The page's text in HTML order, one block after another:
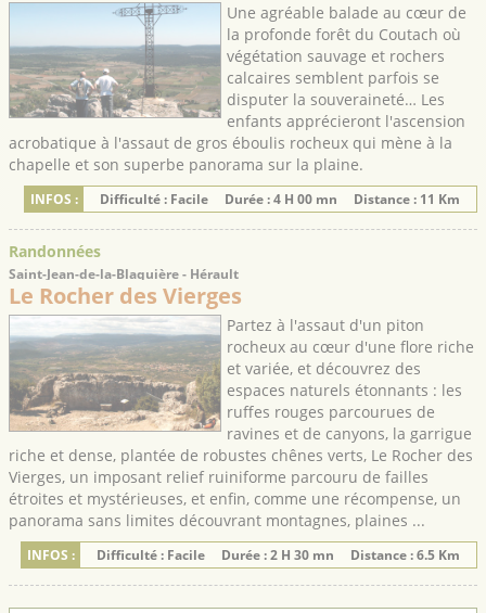
Une agréable balade au cœur de
la profonde forêt du Coutach où
végétation sauvage et rochers
calcaires semblent parfois se
disputer la souveraineté… Les
enfants apprécieront l'ascension
acrobatique à l'assaut de gros éboulis rocheux qui mène à la
chapelle et son superbe panorama sur la plaine.
INFOS : Difficulté : Facile Durée : 4 H 00 mn Distance : 11 Km
Randonnées
Saint-Jean-de-la-Blaquière - Hérault
Le Rocher des Vierges
Partez à l'assaut d'un piton
rocheux au cœur d'une flore riche
et variée, et découvrez des
espaces naturels étonnants : les
ruffes rouges parcourues de
ravines et de canyons, la garrigue
riche et dense, plantée de robustes chênes verts, Le Rocher des
Vierges, un imposant relief ruiniforme parcouru de failles
étroites et mystérieuses, et enfin, comme une récompense, un
panorama sans limites découvrant montagnes, plaines ...
INFOS : Difficulté : Facile Durée : 2 H 30 mn Distance : 6.5 Km